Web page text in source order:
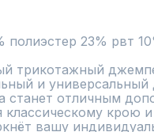
полиэстер 23% рвт
трикотажный
и универсальный
станет отличным
классическому крою
вашу